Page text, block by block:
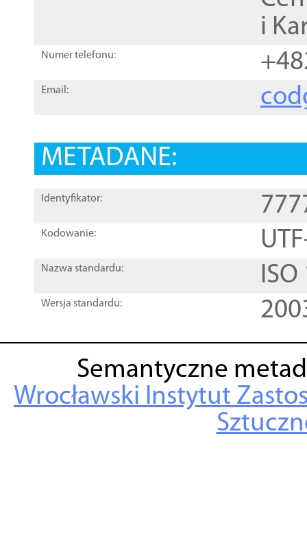
i
Numer telefonu:
Email:
METADANE:
Identyfikator:
Kodowanie:
Nazwa standardu:
Wersja standardu:
Semantyczne
Wrocławski Instytut